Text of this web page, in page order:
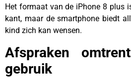
Het formaat van de iPhone 8 plus
kant, maar de smartphone biedt
kind zich kan wensen.
Afspraken
gebruik